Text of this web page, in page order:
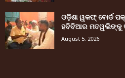
ଓଡ଼ିଶା ୱକଫ୍ ବୋର୍ଡ
ହବିବିଆର ମତୱଲିଙ୍କୁ
August 5, 2026